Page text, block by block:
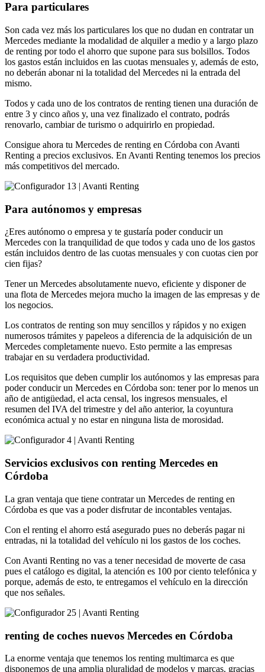
Para particulares
Son cada vez más los particulares los que no dudan en contratar un
Mercedes mediante la modalidad de alquiler a medio y a largo plazo
de renting por todo el ahorro que supone para sus bolsillos. Todos
los gastos están incluidos en las cuotas mensuales y, además de esto,
no deberán abonar ni la totalidad del Mercedes ni la entrada del
mismo.
Todos y cada uno de los contratos de renting tienen una duración de
entre 3 y cinco años y, una vez finalizado el contrato, podrás
renovarlo, cambiar de turismo o adquirirlo en propiedad.
Consigue ahora tu Mercedes de renting en Córdoba con Avanti
Renting a precios exclusivos. En Avanti Renting tenemos los precios
más competitivos del mercado.
Para autónomos y empresas
¿Eres autónomo o empresa y te gustaría poder conducir un
Mercedes con la tranquilidad de que todos y cada uno de los gastos
están incluidos dentro de las cuotas mensuales y con cuotas cien por
cien fijas?
Tener un Mercedes absolutamente nuevo, eficiente y disponer de
una flota de Mercedes mejora mucho la imagen de las empresas y de
los negocios.
Los contratos de renting son muy sencillos y rápidos y no exigen
numerosos trámites y papeleos a diferencia de la adquisición de un
Mercedes completamente nuevo. Esto permite a las empresas
trabajar en su verdadera productividad.
Los requisitos que deben cumplir los autónomos y las empresas para
poder conducir un Mercedes en Córdoba son: tener por lo menos un
año de antigüedad, el acta censal, los ingresos mensuales, el
resumen del IVA del trimestre y del año anterior, la coyuntura
económica actual y no estar en ninguna lista de morosidad.
Servicios exclusivos con renting Mercedes en
Córdoba
La gran ventaja que tiene contratar un Mercedes de renting en
Córdoba es que vas a poder disfrutar de incontables ventajas.
Con el renting el ahorro está asegurado pues no deberás pagar ni
entradas, ni la totalidad del vehículo ni los gastos de los coches.
Con Avanti Renting no vas a tener necesidad de moverte de casa
pues el catálogo es digital, la atención es 100 por ciento telefónica y
porque, además de esto, te entregamos el vehículo en la dirección
que nos señales.
renting de coches nuevos Mercedes en Córdoba
La enorme ventaja que tenemos los renting multimarca es que
disponemos de una amplia pluralidad de modelos y marcas. gracias